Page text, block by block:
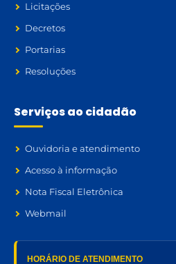
Licitações
Decretos
Portarias
Resoluções
Serviços ao cidadão
Ouvidoria e atendimento
Acesso à informação
Nota Fiscal Eletrônica
Webmail
HORÁRIO DE ATENDIMENTO